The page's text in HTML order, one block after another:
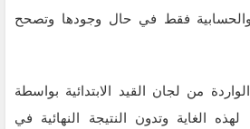
والحسابية فقط في حال وجودها وتصحح
من لجان القيد الابتدائية بواسطة
الغاية وتدون النتيجة النهائية في